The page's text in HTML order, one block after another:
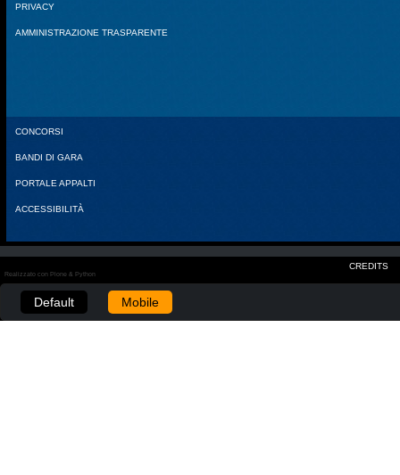
PRIVACY
AMMINISTRAZIONE TRASPARENTE
CONCORSI
BANDI DI GARA
PORTALE APPALTI
ACCESSIBILITÀ
CREDITS
Realizzato con Plone & Python
Default Mobile